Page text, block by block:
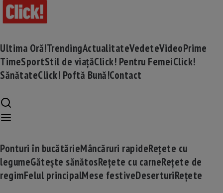
Ultima Oră!TrendingActualitateVedeteVideoPrime
TimeSportStil de viațăClick! Pentru FemeiClick!
SănătateClick! Poftă Bună!Contact
Ponturi în bucătărieMâncăruri rapideRețete cu
legumeGătește sănătosRețete cu carneRețete de
regimFelul principalMese festiveDeserturiRețete